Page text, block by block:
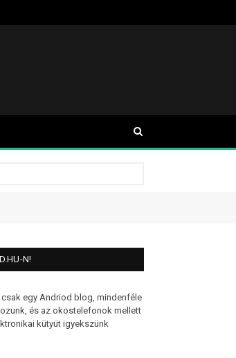
N!
egy Andriod blog, mindenféle
és az okostelefonok mellett
kütyüt igyekszünk